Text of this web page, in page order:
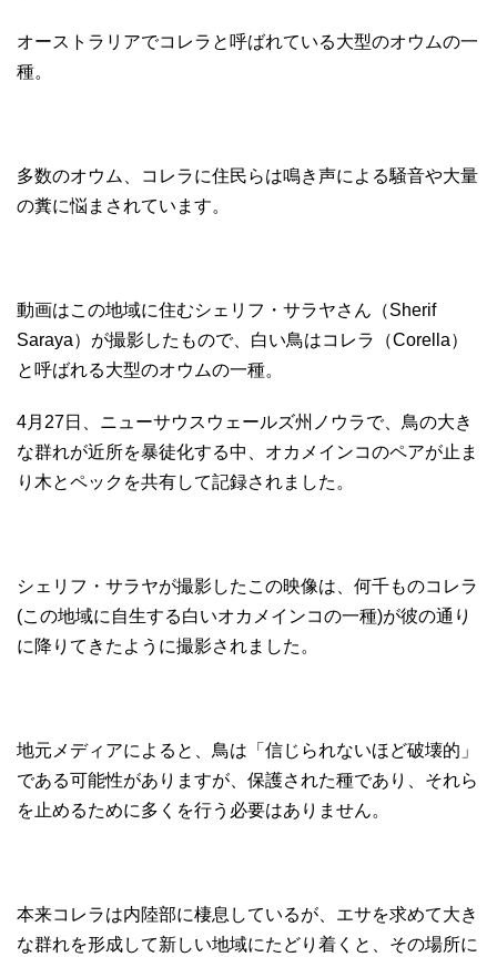
オーストラリアでコレラと呼ばれている大型のオウムの一
種。
多数のオウム、コレラに住民らは鳴き声による騒音や大量
の糞に悩まされています。
動画はこの地域に住むシェリフ・サラヤさん（Sherif
Saraya）が撮影したもので、白い鳥はコレラ（Corella）
と呼ばれる大型のオウムの一種。
4月27日、ニューサウスウェールズ州ノウラで、鳥の大き
な群れが近所を暴徒化する中、オカメインコのペアが止ま
り木とペックを共有して記録されました。
シェリフ・サラヤが撮影したこの映像は、何千ものコレラ
(この地域に自生する白いオカメインコの一種)が彼の通り
に降りてきたように撮影されました。
地元メディアによると、鳥は「信じられないほど破壊的」
である可能性がありますが、保護された種であり、それら
を止めるために多くを行う必要はありません。
本来コレラは内陸部に棲息しているが、エサを求めて大き
な群れを形成して新しい地域にたどり着くと、その場所に